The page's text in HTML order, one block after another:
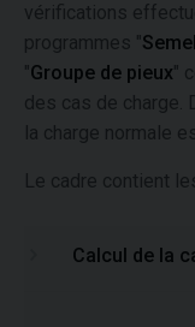
vérifications
programmes "
"Groupe de pieux"
des cas de charge.
la charge normale
Le cadre contient
Calcul de la